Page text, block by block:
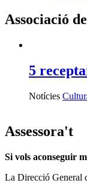
Associació
5
Notícies
Assessora't
Si vols aconseguir
La Direcció General